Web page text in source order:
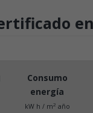
Consumo
energía
kW h / m2 año